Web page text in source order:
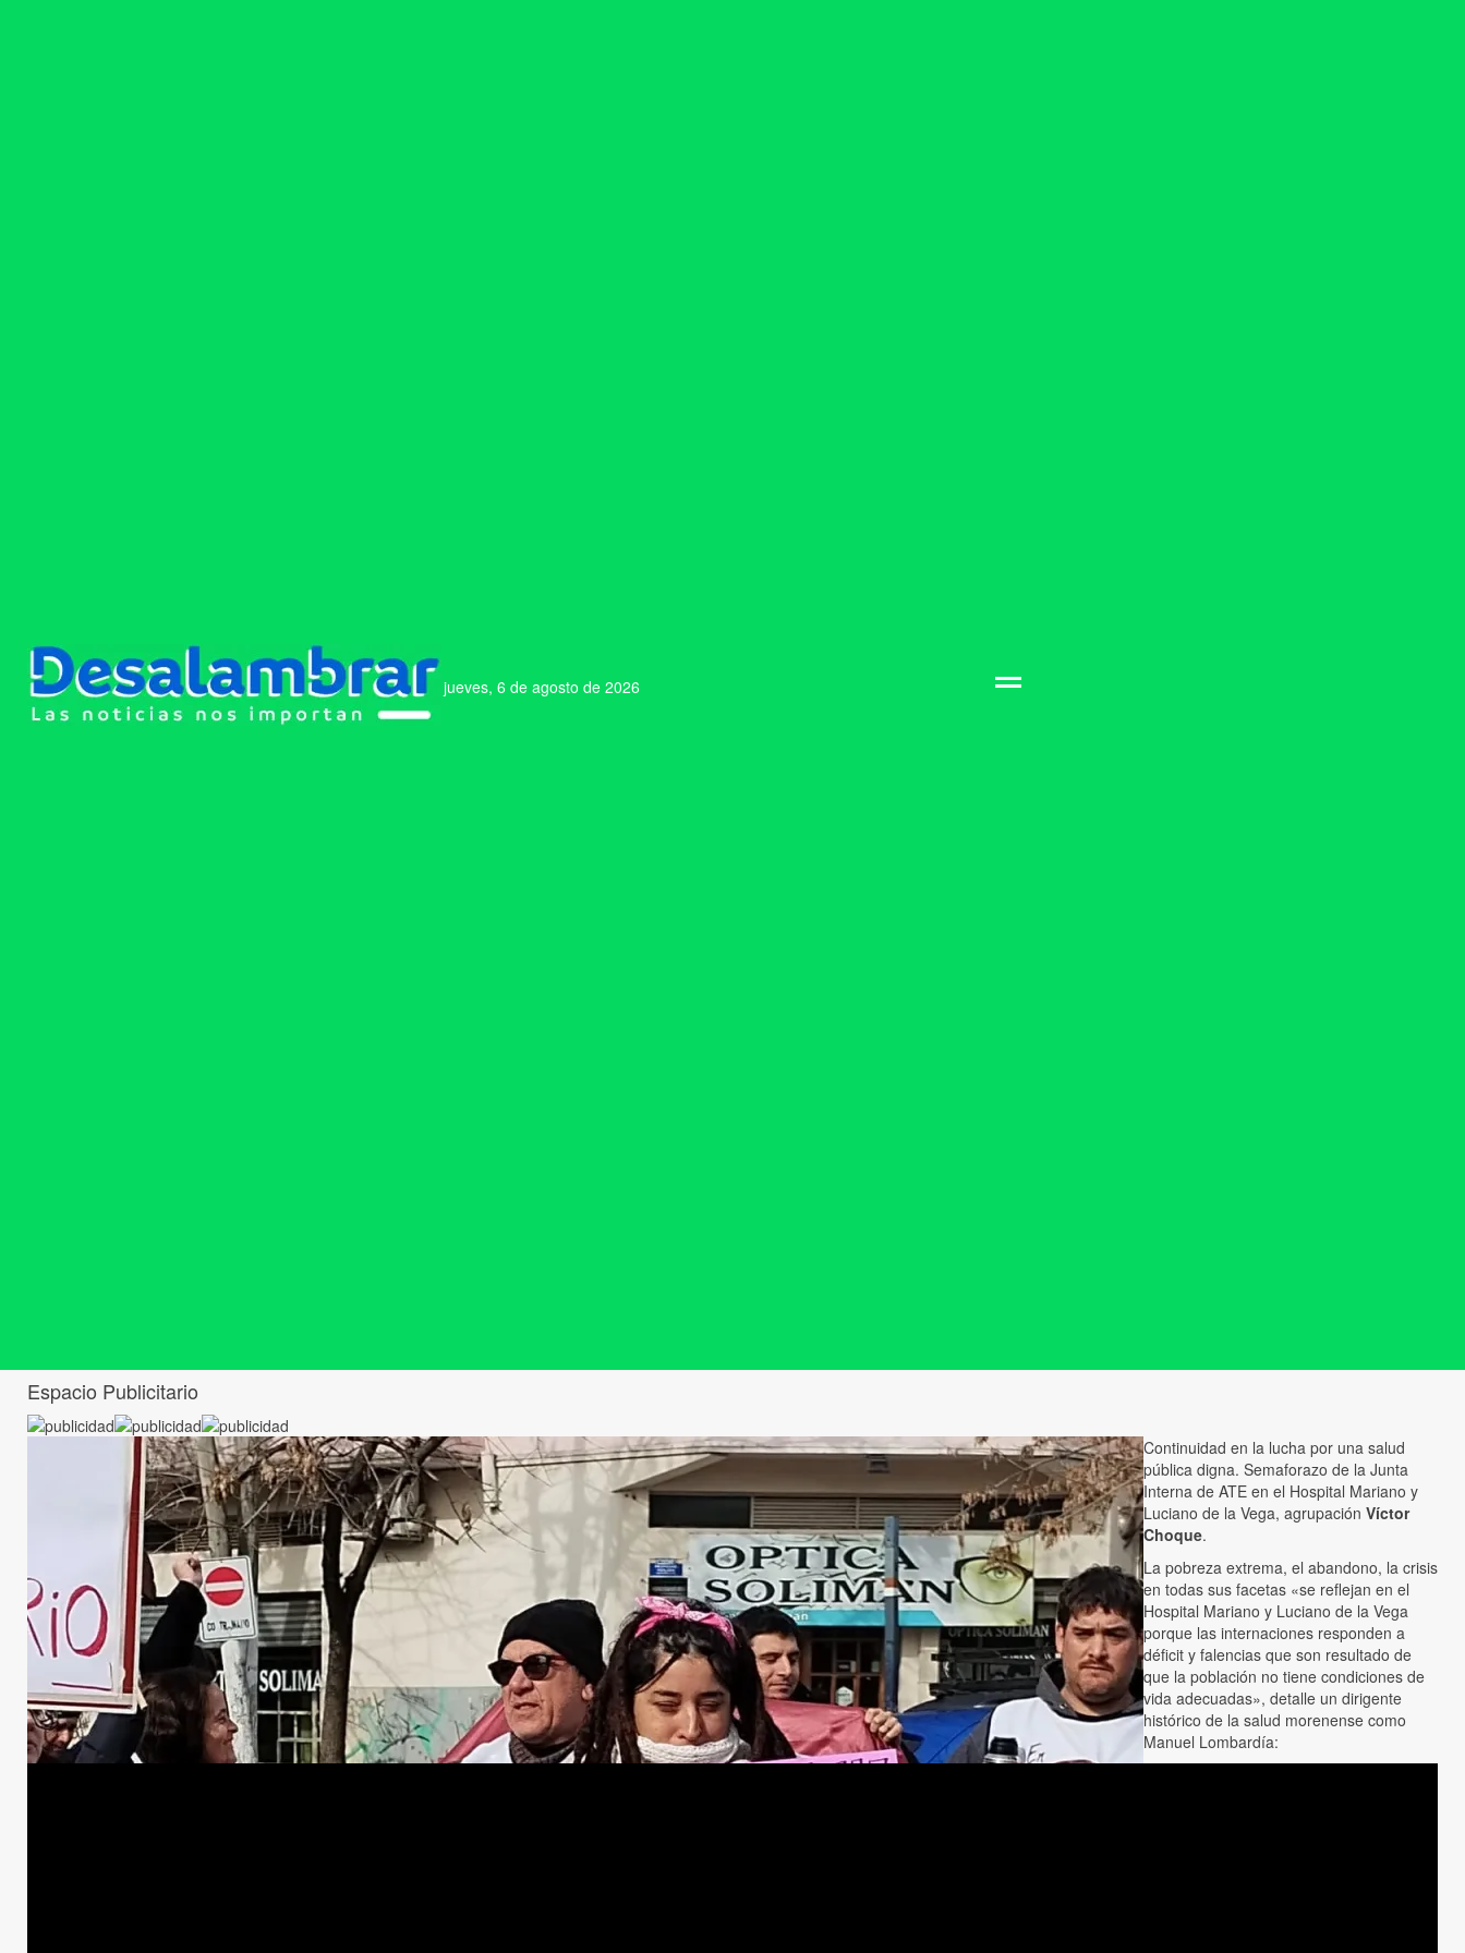
jueves, 6 de agosto de 2026
Espacio Publicitario
Continuidad en la lucha por una salud
pública digna. Semaforazo de la Junta
Interna de ATE en el Hospital Mariano y
Luciano de la Vega, agrupación Víctor
Choque.
La pobreza extrema, el abandono, la crisis
en todas sus facetas «se reflejan en el
Hospital Mariano y Luciano de la Vega
porque las internaciones responden a
déficit y falencias que son resultado de
que la población no tiene condiciones de
vida adecuadas», detalle un dirigente
histórico de la salud morenense como
Manuel Lombardía: